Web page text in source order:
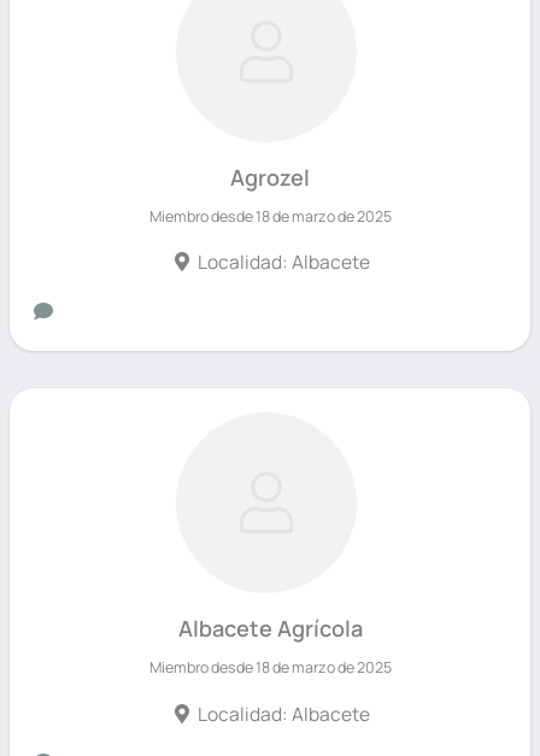
Agrozel
Miembro desde 18 de marzo de 2025
Localidad: Albacete
Albacete Agrícola
Miembro desde 18 de marzo de 2025
Localidad: Albacete